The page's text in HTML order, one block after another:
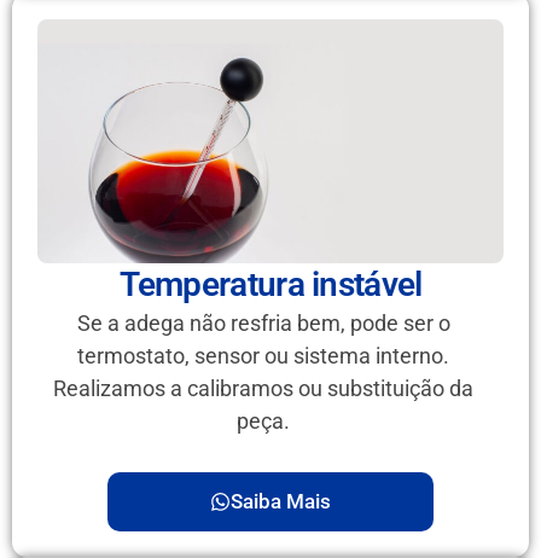
Temperatura instável
Se a adega não resfria bem, pode ser o
termostato, sensor ou sistema interno.
Realizamos a calibramos ou substituição da
peça.
Saiba Mais